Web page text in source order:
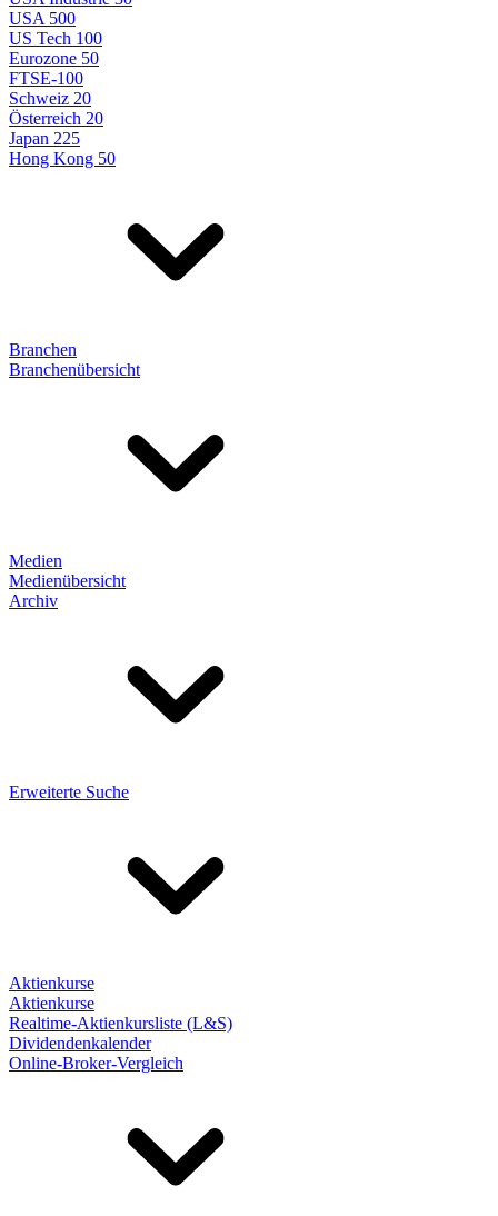
USA 500
US Tech 100
Eurozone 50
FTSE-100
Schweiz 20
Österreich 20
Japan 225
Hong Kong 50
Branchen
Branchenübersicht
Medien
Medienübersicht
Archiv
Erweiterte Suche
Aktienkurse
Aktienkurse
Realtime-Aktienkursliste (L&S)
Dividendenkalender
Online-Broker-Vergleich